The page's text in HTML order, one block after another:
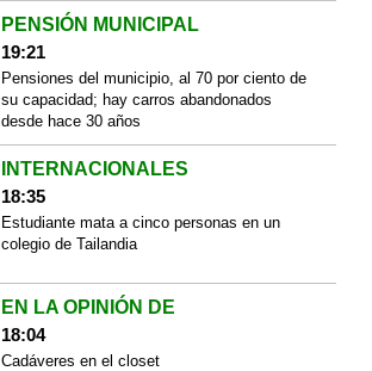
PENSIÓN MUNICIPAL
19:21
Pensiones del municipio, al 70 por ciento de
su capacidad; hay carros abandonados
desde hace 30 años
INTERNACIONALES
18:35
Estudiante mata a cinco personas en un
colegio de Tailandia
EN LA OPINIÓN DE
18:04
Cadáveres en el closet